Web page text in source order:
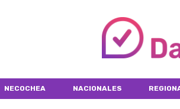
NECOCHEA NACIONALES